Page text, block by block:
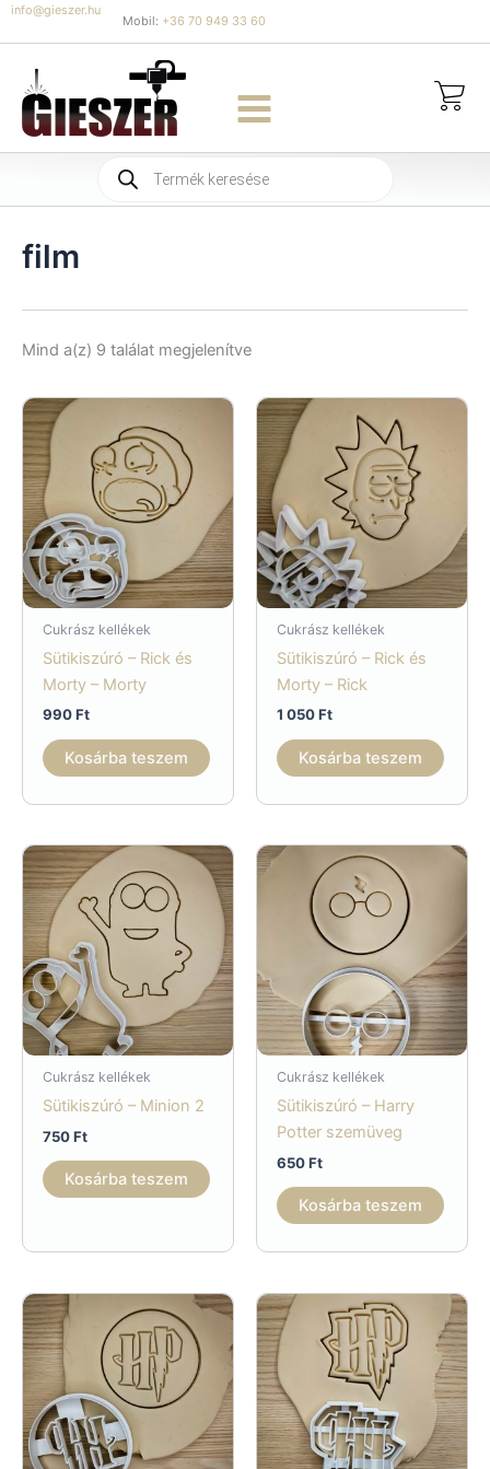
Skip
to
content
info@gieszer.hu
Mobil: +36 70 949 33 60
Products
search
film
Mind a(z) 9 találat megjelenítveSorted
Cukrász kellékek
Sütikiszúró – Rick és
Morty – Morty
990Ft
Kosárba teszem
Cukrász kellékek
Sütikiszúró – Rick és
Morty – Rick
1 050Ft
Kosárba teszem
Cukrász kellékek
Sütikiszúró – Minion 2
750Ft
Kosárba teszem
Cukrász kellékek
Sütikiszúró – Harry
Potter szemüveg
650Ft
Kosárba teszem